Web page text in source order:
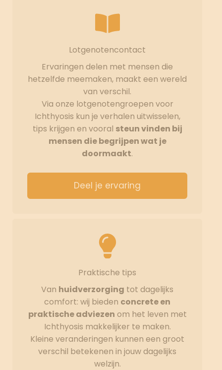
Lotgenotencontact
Ervaringen delen met mensen die
hetzelfde meemaken, maakt een wereld
van verschil.
Via onze lotgenotengroepen voor
Ichthyosis kun je verhalen uitwisselen,
tips krijgen en vooral steun vinden bij
mensen die begrijpen wat je
doormaakt.
Deel je ervaring
Praktische tips
Van huidverzorging tot dagelijks
comfort: wij bieden concrete en
praktische adviezen om het leven met
Ichthyosis makkelijker te maken.
Kleine veranderingen kunnen een groot
verschil betekenen in jouw dagelijks
welzijn.